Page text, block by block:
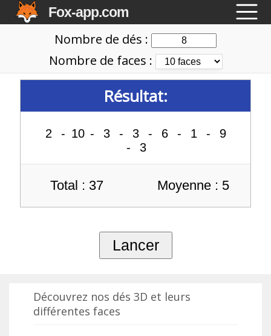
Fox-app.com
Nombre de dés :
Nombre de faces :
Résultat:
2 - 10 - 3 - 3 - 6 - 1 -
9
-
3
Total : 37 Moyenne : 5
Découvrez nos dés 3D et leurs
différentes faces